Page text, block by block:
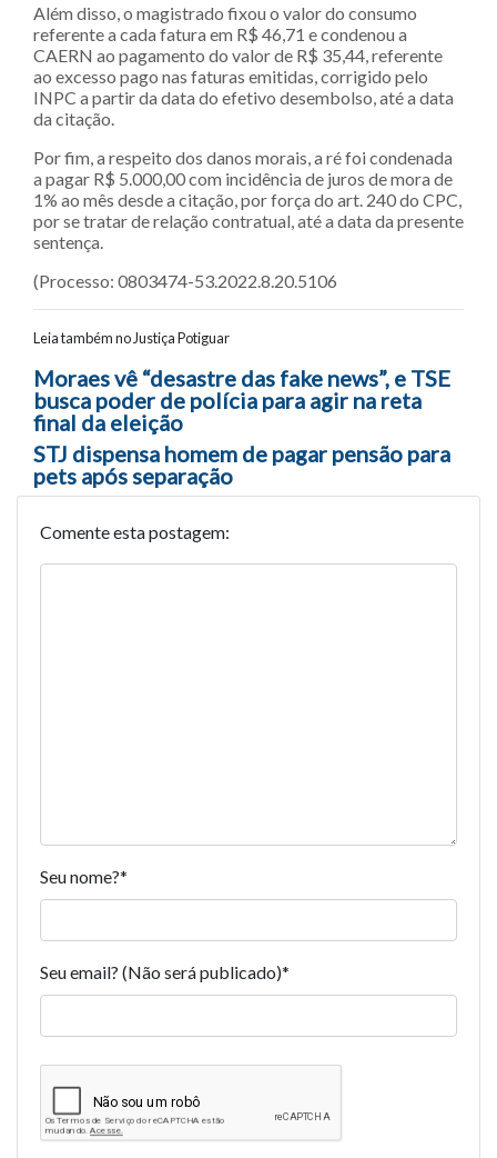
Além disso, o magistrado fixou o valor do consumo
referente a cada fatura em R$ 46,71 e condenou a
CAERN ao pagamento do valor de R$ 35,44, referente
ao excesso pago nas faturas emitidas, corrigido pelo
INPC a partir da data do efetivo desembolso, até a data
da citação.
Por fim, a respeito dos danos morais, a ré foi condenada
a pagar R$ 5.000,00 com incidência de juros de mora de
1% ao mês desde a citação, por força do art. 240 do CPC,
por se tratar de relação contratual, até a data da presente
sentença.
(Processo: 0803474-53.2022.8.20.5106
Leia também no Justiça Potiguar
Navegação entre posts
Moraes vê “desastre das fake news”, e TSE
busca poder de polícia para agir na reta
final da eleição
STJ dispensa homem de pagar pensão para
pets após separação
Comente esta postagem:
Seu nome?*
Seu email? (Não será publicado)*